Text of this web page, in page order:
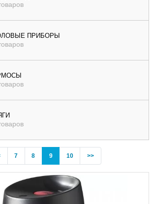
ПРИБОРЫ
Previous
7 8 9(current)
10 >>